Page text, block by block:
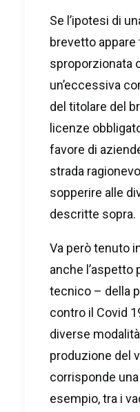
Se l’ipotesi di
brevetto appare
sproporzionata
un’eccessiva
del titolare del
licenze
favore di
strada
sopperire alle
descritte sopra.
Va però tenuto
anche l’aspetto
tecnico – della
contro il Covid
diverse
produzione del
corrisponde
esempio, tra i